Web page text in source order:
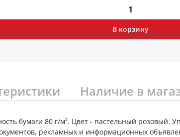
В корзину
Наличие в
бумаги 80 г/м². Цвет - пастельный розовый.
рекламных и информационных